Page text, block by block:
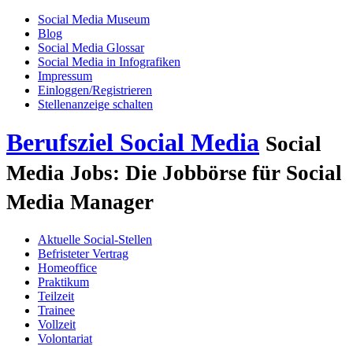
Social Media Museum
Blog
Social Media Glossar
Social Media in Infografiken
Impressum
Einloggen/Registrieren
Stellenanzeige schalten
Berufsziel Social Media Social
Media Jobs: Die Jobbörse für Social
Media Manager
Aktuelle Social-Stellen
Befristeter Vertrag
Homeoffice
Praktikum
Teilzeit
Trainee
Vollzeit
Volontariat